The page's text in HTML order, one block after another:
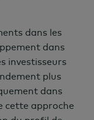
dans les
dans
investisseurs
plus
dans
cette approche